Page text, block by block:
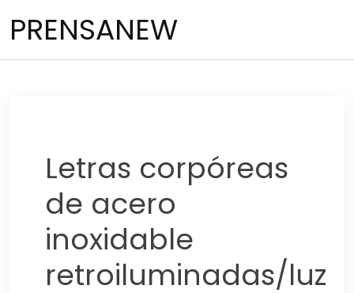
PRENSANEW
Letras corpóreas
de acero
inoxidable
retroiluminadas/luz